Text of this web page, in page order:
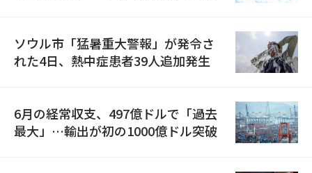
ソウル市「猛暑重大警報」が発令さ
れた4日、熱中症患者39人追加発生
6月の経常収支、497億ドルで「過去
最大」…輸出が初の1000億ドル突破